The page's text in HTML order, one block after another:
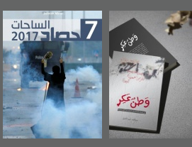
2017
عاشوراء البحرين...
ويكيليكس السفارة
الأمريكية